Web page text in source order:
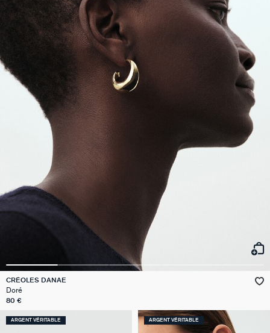
CRÉOLES DANAE
Doré
80 €
ARGENT VÉRITABLE ARGENT VÉRITABLE